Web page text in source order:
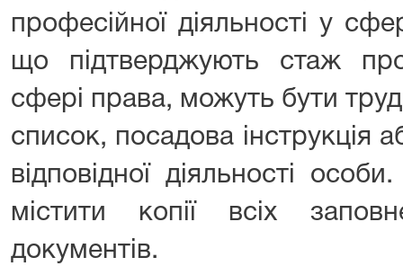
професійної діяльності у
що підтверджують стаж
сфері права, можуть бути
список, посадова інструкція
відповідної діяльності
містити копії всіх
документів.